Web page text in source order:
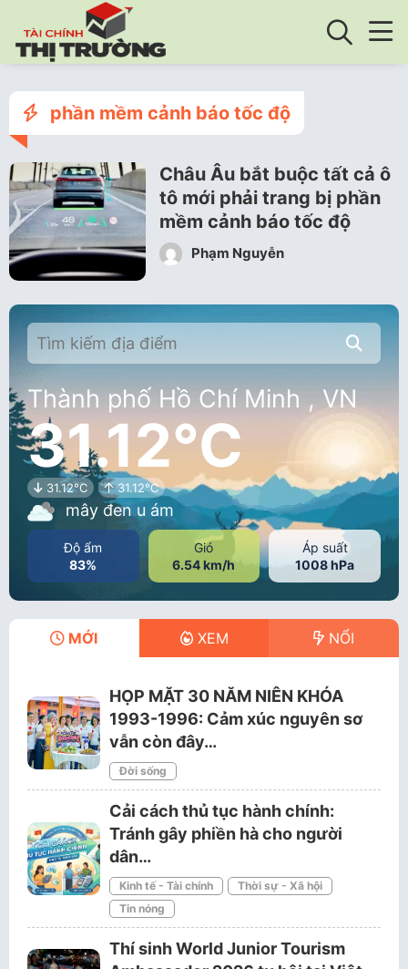
phần mềm cảnh báo tốc độ
Châu Âu bắt buộc tất cả ô
tô mới phải trang bị phần
mềm cảnh báo tốc độ
Phạm Nguyễn
Thành phố Hồ Chí Minh , VN
31.12°C
31.12°C 31.12°C
mây đen u ám
Độ ẩm
83%
Gió
6.54 km/h
Áp suất
1008 hPa
MỚI XEM NỔI
HỌP MẶT 30 NĂM NIÊN KHÓA
1993-1996: Cảm xúc nguyên sơ
vẫn còn đây…
Đời sống
Cải cách thủ tục hành chính:
Tránh gây phiền hà cho người
dân…
Kinh tế - Tài chính
Thời sự - Xã hội
Tin nóng
Thí sinh World Junior Tourism